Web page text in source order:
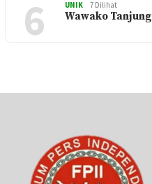
6 UNIK 7 Dilihat
Wawako